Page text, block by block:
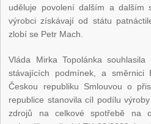
uděluje povolení dalším a dalším
výrobci získávají od státu
zlobí se Petr Mach.
Vláda Mirka Topolánka
stávajících podmínek, a směrnici
Českou republiku Smlouvou o
republice stanovila cíl podílu
zdrojů na celkové spotřebě na